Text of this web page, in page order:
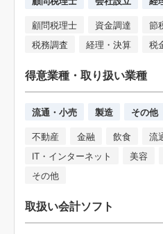
顧問税理士 資金調達 節
税務調査
経理・決算 税
得意業種・取り扱い業種
流通・小売 製造 その他
不動産 金融 飲食 流
IT・インターネット
美容
その他
取扱い会計ソフト